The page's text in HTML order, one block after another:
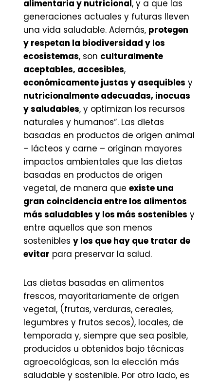
alimentaria y nutricional, y a que las
generaciones actuales y futuras lleven
una vida saludable. Además, protegen
y respetan la biodiversidad y los
ecosistemas, son culturalmente
aceptables, accesibles,
económicamente justas y asequibles y
nutricionalmente adecuadas, inocuas
y saludables, y optimizan los recursos
naturales y humanos”. Las dietas
basadas en productos de origen animal
– lácteos y carne – originan mayores
impactos ambientales que las dietas
basadas en productos de origen
vegetal, de manera que existe una
gran coincidencia entre los alimentos
más saludables y los más sostenibles y
entre aquellos que son menos
sostenibles y los que hay que tratar de
evitar para preservar la salud.
Las dietas basadas en alimentos
frescos, mayoritariamente de origen
vegetal, (frutas, verduras, cereales,
legumbres y frutos secos), locales, de
temporada y, siempre que sea posible,
producidos u obtenidos bajo técnicas
agroecológicas, son la elección más
saludable y sostenible. Por otro lado, es